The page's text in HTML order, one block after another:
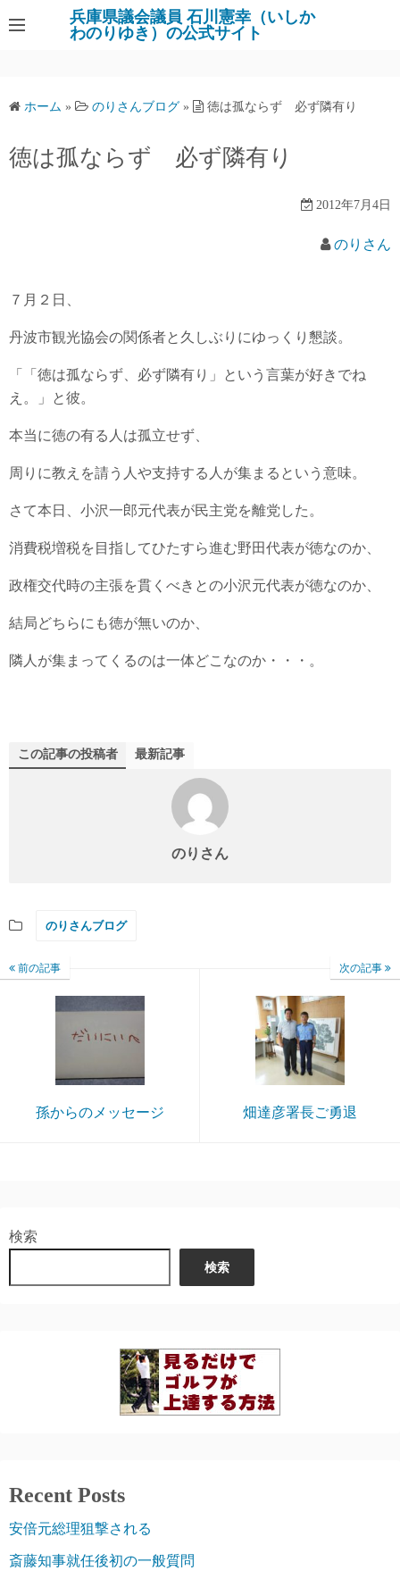
ン
ツ
ス
キ
兵庫県議会議員 石川憲幸（いしか
わのりゆき）の公式サイト
ホーム » のりさんブログ » 徳は孤ならず 必ず隣有り
徳は孤ならず 必ず隣有り
2012年7月4日
のりさん
７月２日、
丹波市観光協会の関係者と久しぶりにゆっくり懇談。
「「徳は孤ならず、必ず隣有り」という言葉が好きでね
え。」と彼。
本当に徳の有る人は孤立せず、
周りに教えを請う人や支持する人が集まるという意味。
さて本日、小沢一郎元代表が民主党を離党した。
消費税増税を目指してひたすら進む野田代表が徳なのか、
政権交代時の主張を貫くべきとの小沢元代表が徳なのか、
結局どちらにも徳が無いのか、
隣人が集まってくるのは一体どこなのか・・・。
この記事の投稿者 最新記事
のりさん
のりさんブログ
前の記事
孫からのメッセージ
次の記事
畑達彦署長ご勇退
検索
検索
Recent Posts
安倍元総理狙撃される
斎藤知事就任後初の一般質問